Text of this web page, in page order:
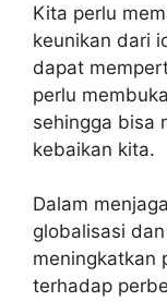
Kita perlu
keunikan dari
dapat
perlu
sehingga bisa
kebaikan kita.
Dalam
globalisasi
meningkatkan
terhadap